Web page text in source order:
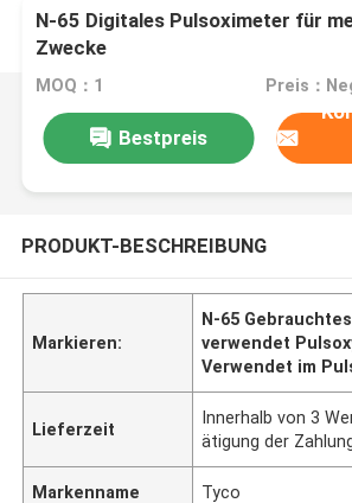
N-65 Digitales Pulsoximeter für
Zwecke
MOQ：1
Bestpreis
PRODUKT-BESCHREIBUNG
Markieren:
N-65
verwendet
Verwendet im
Lieferzeit
Innerhalb von 3
ätigung der
Markenname Tyco